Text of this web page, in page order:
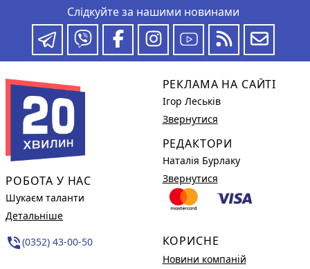
Слідкуйте за нашими новинами
РОБОТА У НАС
Шукаєм таланти
Детальніше
phone_in_talk(0352) 43-00-50
РЕКЛАМА НА САЙТІ
Ігор Леськів
Звернутися
РЕДАКТОРИ
Наталія Бурлаку
Звернутися
КОРИСНЕ
Новини компаній